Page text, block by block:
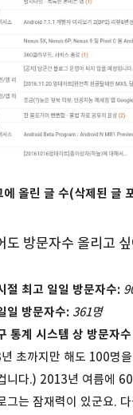
에 올린 글 수(삭제된 글
도 방문자수 올리고
절 최고 일일 방문자수:
일 방문자수: 361명
통계 시스템 상 방문자
초까지만 해도 100명
니다.) 2013년 여름에
그는 잠재력이 있군요.